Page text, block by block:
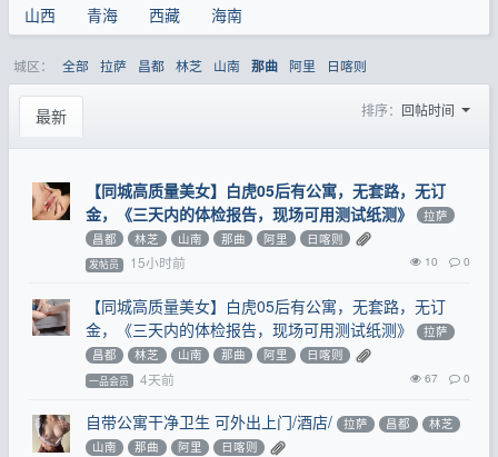
山西
青海 西藏 海南
城区： 全部 拉萨 昌都 林芝 山南 那曲 阿里 日喀则
最新 排序： 回帖时间
【同城高质量美女】白虎05后有公寓，无套路，无订
金，《三天内的体检报告，现场可用测试纸测》
拉萨
昌都
林芝 山南 那曲 阿里 日喀则
发帖员 15小时前 10 0
【同城高质量美女】白虎05后有公寓，无套路，无订
金，《三天内的体检报告，现场可用测试纸测》
拉萨
昌都
林芝 山南 那曲 阿里 日喀则
一品会员 4天前 67 0
自带公寓干净卫生 可外出上门/酒店/ 拉萨 昌都
林芝
山南
那曲 阿里 日喀则